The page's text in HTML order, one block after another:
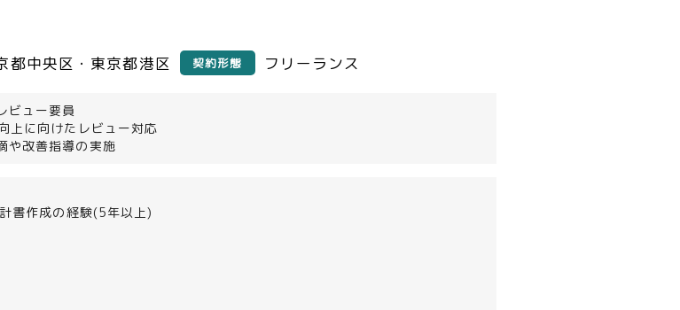
都中央区・東京都港区 契約形態 フリーランス
ビュー要員
上に向けたレビュー対応
や改善指導の実施
書作成の経験(5年以上)